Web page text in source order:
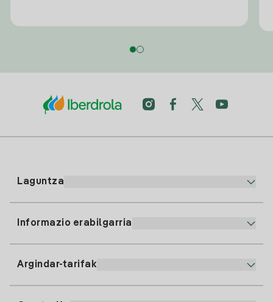
Laguntza
Informazio erabilgarria
Argindar-tarifak